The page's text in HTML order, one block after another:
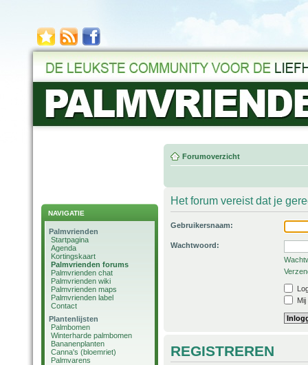
NAVIGATIE
Palmvrienden
Startpagina
Agenda
Kortingskaart
Palmvrienden forums
Palmvrienden chat
Palmvrienden wiki
Palmvrienden maps
Palmvrienden label
Contact
Plantenlijsten
Palmbomen
Winterharde palmbomen
Bananenplanten
Canna's (bloemriet)
Palmvarens
Forumoverzicht
Het forum vereist dat je
Gebruikersnaam:
Wachtwoord:
REGISTREREN